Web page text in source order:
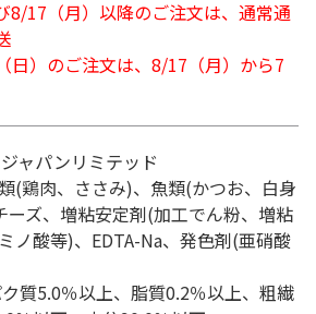
8/17（月）以降のご注文は、通常通
日）のご注文は、8/17（月）から7
ャパンリミテッド
(鶏肉、ささみ)、魚類(かつお、白身
ーズ、増粘安定剤(加工でん粉、増粘
ノ酸等)、EDTA-Na、発色剤(亜硝酸
ク質5.0％以上、脂質0.2％以上、粗繊